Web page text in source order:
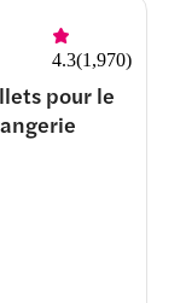
4.3(1,970)
pour le